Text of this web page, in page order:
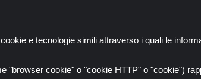
e tecnologie simili attraverso i quali le
"browser cookie" o "cookie HTTP" o "cookie")